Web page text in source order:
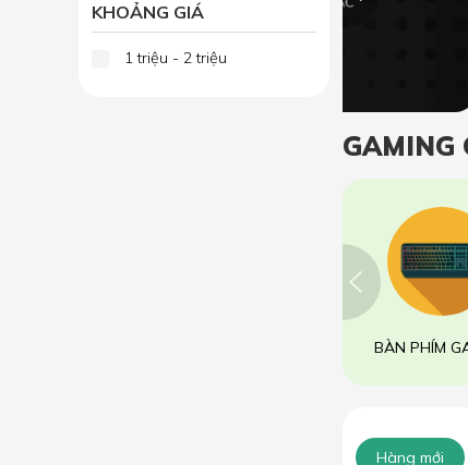
KHOẢNG GIÁ
1 triệu - 2 triệu
GAMING
BÀN PHÍM
Hàng mới